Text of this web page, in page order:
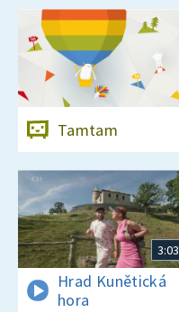
Tamtam
3:03
Hrad Kunětická
hora